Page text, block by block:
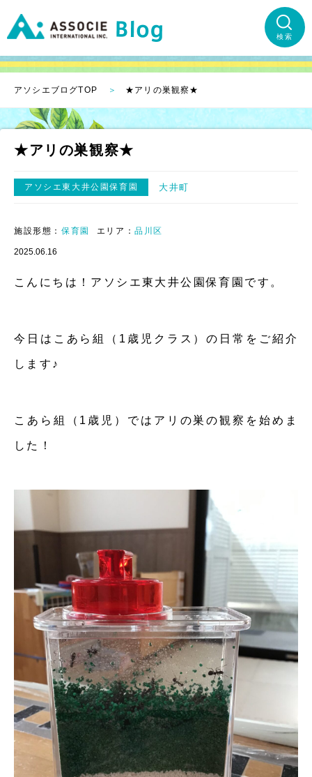
検索
アソシエブログTOP ★アリの巣観察★
★アリの巣観察★
アソシエ東大井公園保育園 大井町
施設形態： 保育園 エリア：品川区
2025.06.16
こんにちは！アソシエ東大井公園保育園です。
今日はこあら組（1歳児クラス）の日常をご紹介
します♪
こあら組（1歳児）ではアリの巣の観察を始めま
した！